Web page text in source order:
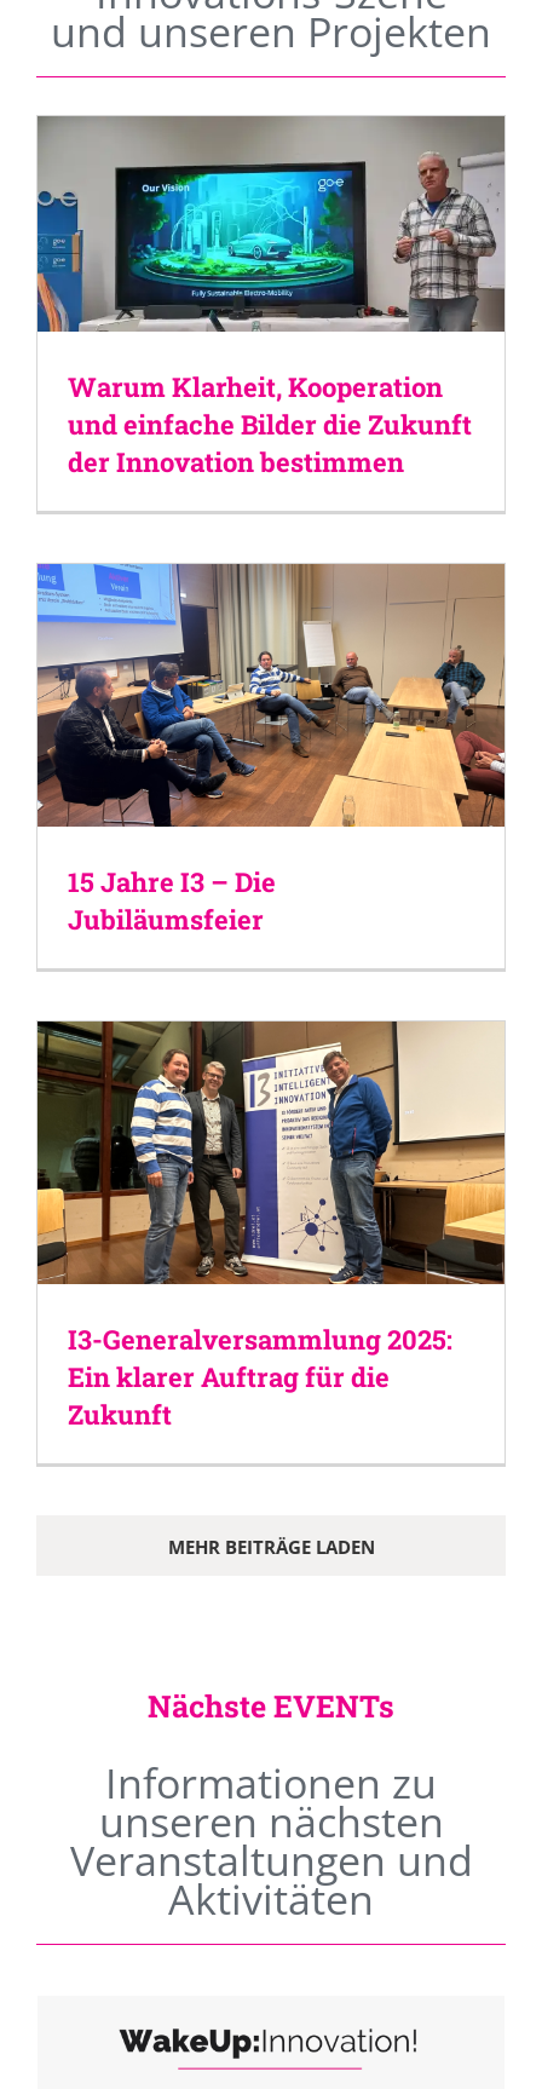
und unseren Projekten
Warum Klarheit, Kooperation
und einfache Bilder die Zukunft
der Innovation bestimmen
15 Jahre I3 – Die
Jubiläumsfeier
I3-Generalversammlung 2025:
Ein klarer Auftrag für die
Zukunft
MEHR BEITRÄGE LADEN
Nächste EVENTs
Informationen zu
unseren nächsten
Veranstaltungen und
Aktivitäten